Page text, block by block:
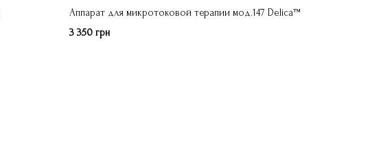
Аппарат для микротоковой терапии мод.147 Delica™
3 350 грн